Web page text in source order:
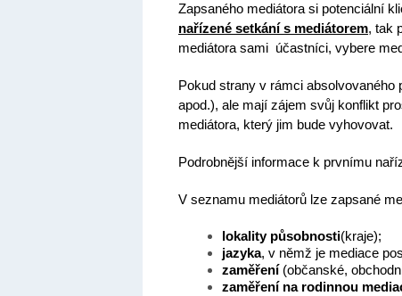
Zapsaného mediátora si potenciální
nařízené setkání s mediátorem, tak
mediátora sami účastníci, vybere
Pokud strany v rámci
apod.), ale mají zájem svůj konflikt
mediátora, který jim bude vyhovovat.
Podrobnější informace k prvnímu
V seznamu mediátorů lze zapsané
lokality působnosti(kraje);
jazyka, v němž je mediace
zaměření (občanské,
zaměření na rodinnou